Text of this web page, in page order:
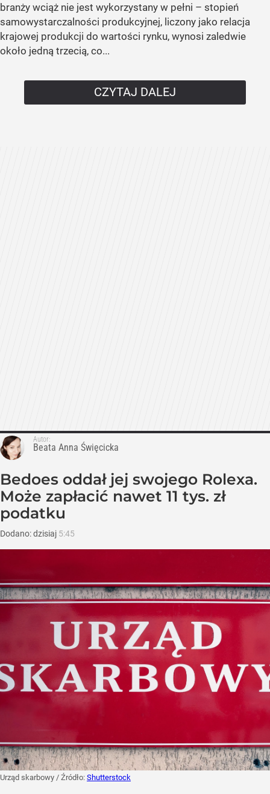
branży wciąż nie jest wykorzystany w pełni – stopień
samowystarczalności produkcyjnej, liczony jako relacja
krajowej produkcji do wartości rynku, wynosi zaledwie
około jedną trzecią, co...
CZYTAJ DALEJ
Autor:
Beata Anna Święcicka
Bedoes oddał jej swojego Rolexa.
Może zapłacić nawet 11 tys. zł
podatku
Dodano:dzisiaj 5:45
Urząd skarbowy / Źródło: Shutterstock